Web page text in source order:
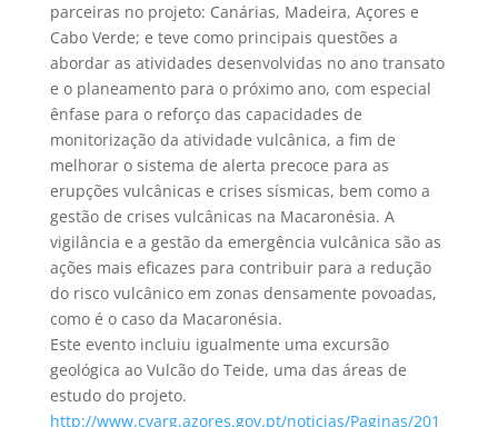
parceiras no projeto: Canárias, Madeira, Açores e
Cabo Verde; e teve como principais questões a
abordar as atividades desenvolvidas no ano transato
e o planeamento para o próximo ano, com especial
ênfase para o reforço das capacidades de
monitorização da atividade vulcânica, a fim de
melhorar o sistema de alerta precoce para as
erupções vulcânicas e crises sísmicas, bem como a
gestão de crises vulcânicas na Macaronésia. A
vigilância e a gestão da emergência vulcânica são as
ações mais eficazes para contribuir para a redução
do risco vulcânico em zonas densamente povoadas,
como é o caso da Macaronésia.
Este evento incluiu igualmente uma excursão
geológica ao Vulcão do Teide, uma das áreas de
estudo do projeto.
http://www.cvarg.azores.gov.pt/noticias/Paginas/201